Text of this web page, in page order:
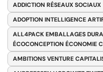
ADDICTION RÉSEAUX SOCIAUX
ADOPTION INTELLIGENCE
ALL4PACK EMBALLAGES
ÉCOCONCEPTION ÉCONOMIE
AMBITIONS VENTURE